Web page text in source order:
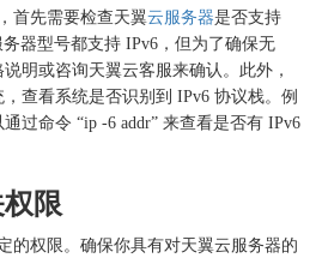
首先需要检查天翼云服务器是否支持
器型号都支持 IPv6，但为了确保无
明或咨询天翼云客服来确认。此外，
查看系统是否识别到 IPv6 协议栈。例
过命令 “ip -6 addr” 来查看是否有 IPv6
权限
的权限。确保你具有对天翼云服务器的